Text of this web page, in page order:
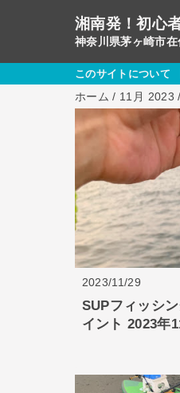
湘南発！初心
神奈川県茅ヶ崎市
このサイトについて
ホーム / 11月 2023 /
2023/11/29
SUPフィッシ
イント 2023年